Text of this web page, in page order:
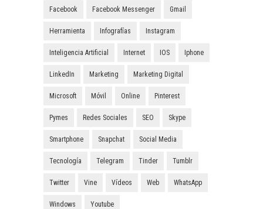
Facebook Facebook Messenger Gmail
Herramienta Infografías Instagram
Inteligencia Artificial Internet IOS Iphone
LinkedIn Marketing Marketing Digital
Microsoft Móvil Online Pinterest
Pymes Redes Sociales SEO Skype
Smartphone Snapchat Social Media
Tecnología Telegram Tinder Tumblr
Twitter Vine Vídeos Web WhatsApp
Windows Youtube